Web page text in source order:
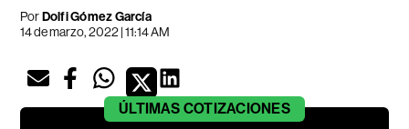
PorDolfi Gómez García
14 de marzo, 2022 | 11:14 AM
ÚLTIMAS COTIZACIONES